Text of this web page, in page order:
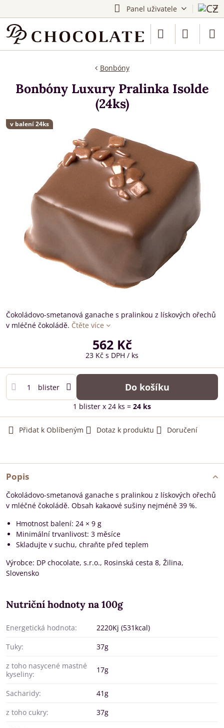
Panel uživatele
v balení 24ks
Bonbóny
Bonbóny Luxury Pralinka Isolde
(24ks)
Čokoládovo-smetanová ganache s pralinkou z lískových ořechů
v mléčné čokoládě. Čtěte více
562 Kč
23 Kč s DPH / ks
blister Do košíku
1 blister x 24 ks = 24 ks
Přidat k Oblíbeným Dotaz k produktu Doručení
Popis
Čokoládovo-smetanová ganache s pralinkou z lískových ořechů
v mléčné čokoládě. Obsah kakaové sušiny nejméně 39 %.
Hmotnost balení: 24 × 9 g
Minimální trvanlivost: 3 měsíce
Skladujte v suchu, chraňte před teplem
Výrobce: DP chocolate, s.r.o., Rosinská cesta 8, Žilina,
Slovensko
Nutriční hodnoty na 100g
Energetická hodnota:
2220Kj (531kcal)
Tuky:
37g
z toho nasycené mastné
kyseliny:
17g
Sacharidy:
41g
z toho cukry:
37g